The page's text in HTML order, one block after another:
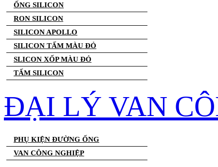
ỐNG SILICON
RON SILICON
SILICON APOLLO
SILICON TẤM MÀU ĐỎ
SLICON XỐP MÀU ĐỎ
TẤM SILICON
ĐẠI LÝ VAN
PHỤ KIỆN ĐƯỜNG ỐNG
VAN CÔNG NGHIỆP